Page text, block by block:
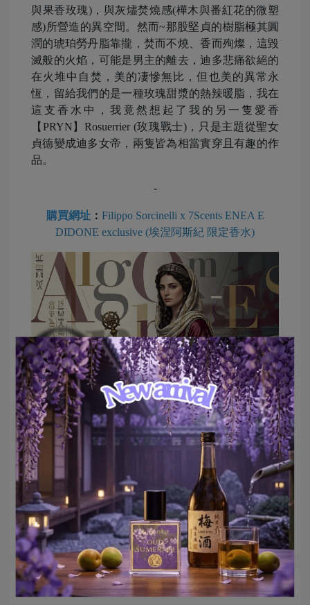
與果香玫瑰)，與灰燼焚燒感(樺木與番紅花的微塑
感)所營造的異空間。然而~那股堅貞的樹脂極其圓
潤的琥珀勞丹脂靠攏，焚而不燒、香而殉燦，這毀
滅般的火焰，可能是男主的離去，迪多悲痛欲絕的
在火堆中自焚，美的凄慘無比，但也美的異常永
恆，留給我們的是一種玫瑰甜漿的熱辣暖脂，我在
這支香水中，我竟然想起了我的另一隻愛香
【PRYN】Rosuerrier (玫瑰戰士)，只是主題從聖女
貞德變成迪多女帝，兩隻皆為相當實穿且有趣的作
品。
-
購買網址： Filippo Sorcinelli x 7Scents ENEA E
DIDONE exclusive (埃涅阿斯紀 限定香水)
Article Collection 限定香水 焚香
玫瑰
All Blogs